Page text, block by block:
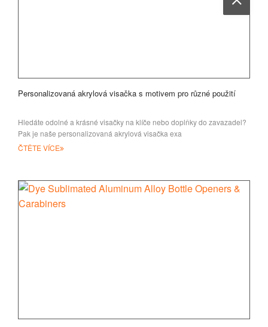
Personalizovaná akrylová visačka s motivem pro různé použití
Hledáte odolné a krásné visačky na klíče nebo doplňky do zavazadel?
Pak je naše personalizovaná akrylová visačka exa
ČTĚTE VÍCE